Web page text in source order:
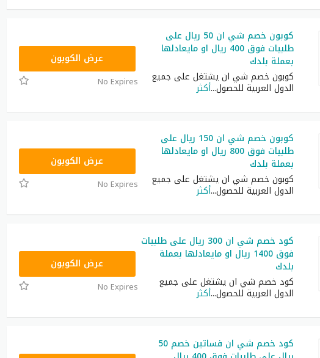
كوبون خصم شي ان 50 ريال على
طلبيات فوق 400 ريال او مايعادلها
بعملة بلدك
كوبون خصم شي ان يشتغل على جميع
الدول العربية للحصول...أكثر
عرض الكوبون
No Expires
كوبون خصم شي ان 150 ريال على
طلبيات فوق 800 ريال او مايعادلها
بعملة بلدك
كوبون خصم شي ان يشتغل على جميع
الدول العربية للحصول...أكثر
عرض الكوبون
No Expires
كود خصم شي ان 300 ريال على طلبيات
فوق 1400 ريال او مايعادلها بعملة
بلدك
كود خصم شي ان يشتغل على جميع
الدول العربية للحصول...أكثر
عرض الكوبون
No Expires
كود خصم شي ان فساتين خصم 50